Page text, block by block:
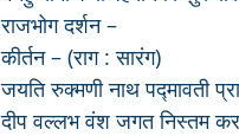
राजभोग दर्शन –
कीर्तन – (राग : सारंग)
जयति रुक्मणी नाथ पद्मावती
दीप वल्लभ वंश जगत निस्तम